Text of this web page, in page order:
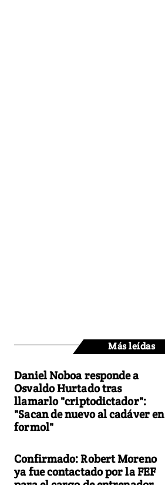
Más leídas
Daniel Noboa responde a
Osvaldo Hurtado tras
llamarlo "criptodictador":
"Sacan de nuevo al cadáver en
formol"
Confirmado: Robert Moreno
ya fue contactado por la FEF